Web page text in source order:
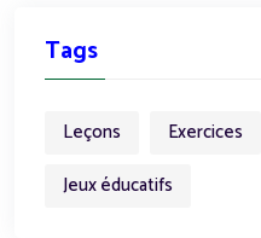
Tags
Leçons Exercices
Jeux éducatifs